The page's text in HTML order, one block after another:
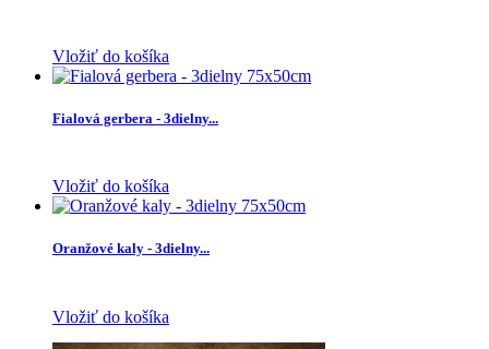
Vložiť do košíka
Fialová gerbera - 3dielny...
Vložiť do košíka
Oranžové kaly - 3dielny...
Vložiť do košíka